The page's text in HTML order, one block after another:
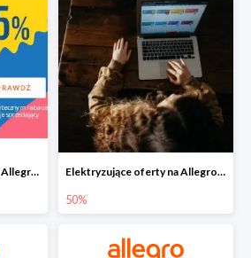
Produkty Lovela Baby na Allegro do -35% Elektryzujące oferty na Allegro do -50%
50%